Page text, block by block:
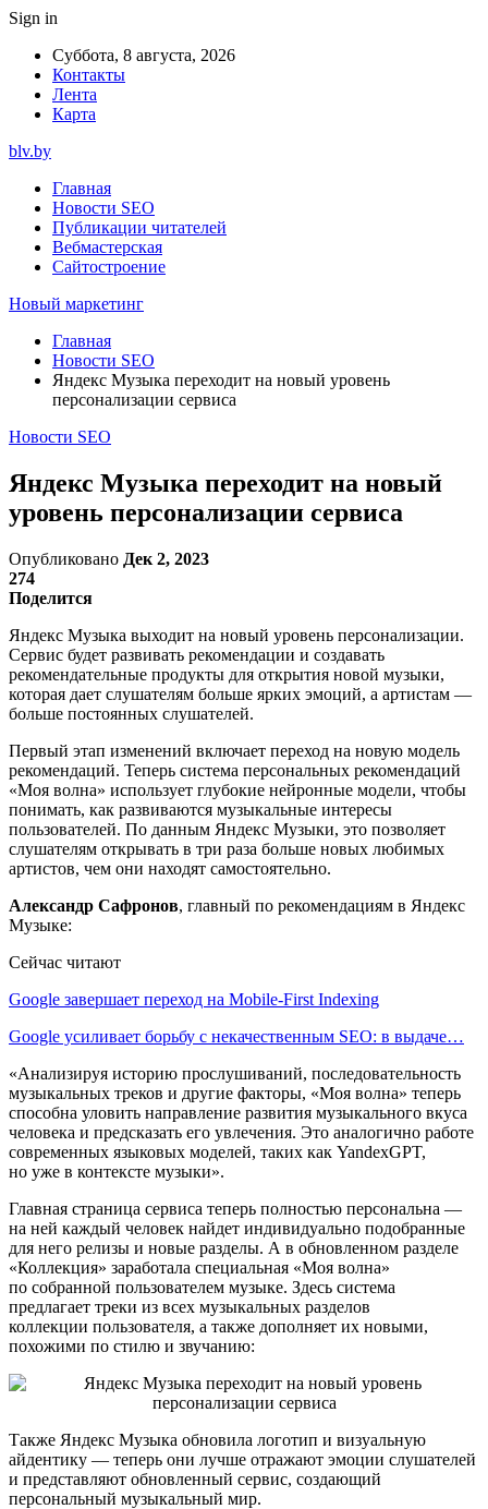
Sign in
Суббота, 8 августа, 2026
Контакты
Лента
Карта
blv.by
Главная
Новости SEO
Публикации читателей
Вебмастерская
Сайтостроение
Новый маркетинг
Главная
Новости SEO
Яндекс Музыка переходит на новый уровень
персонализации сервиса
Новости SEO
Яндекс Музыка переходит на новый
уровень персонализации сервиса
Опубликовано Дек 2, 2023
274
Поделится
Яндекс Музыка выходит на новый уровень персонализации.
Сервис будет развивать рекомендации и создавать
рекомендательные продукты для открытия новой музыки,
которая дает слушателям больше ярких эмоций, а артистам —
больше постоянных слушателей.
Первый этап изменений включает переход на новую модель
рекомендаций. Теперь система персональных рекомендаций
«Моя волна» использует глубокие нейронные модели, чтобы
понимать, как развиваются музыкальные интересы
пользователей. По данным Яндекс Музыки, это позволяет
слушателям открывать в три раза больше новых любимых
артистов, чем они находят самостоятельно.
Александр Сафронов, главный по рекомендациям в Яндекс
Музыке:
Сейчас читают
Google завершает переход на Mobile-First Indexing
Google усиливает борьбу с некачественным SEO: в выдаче…
«Анализируя историю прослушиваний, последовательность
музыкальных треков и другие факторы, «Моя волна» теперь
способна уловить направление развития музыкального вкуса
человека и предсказать его увлечения. Это аналогично работе
современных языковых моделей, таких как YandexGPT,
но уже в контексте музыки».
Главная страница сервиса теперь полностью персональна —
на ней каждый человек найдет индивидуально подобранные
для него релизы и новые разделы. А в обновленном разделе
«Коллекция» заработала специальная «Моя волна»
по собранной пользователем музыке. Здесь система
предлагает треки из всех музыкальных разделов
коллекции пользователя, а также дополняет их новыми,
похожими по стилю и звучанию:
Также Яндекс Музыка обновила логотип и визуальную
айдентику — теперь они лучше отражают эмоции слушателей
и представляют обновленный сервис, создающий
персональный музыкальный мир.